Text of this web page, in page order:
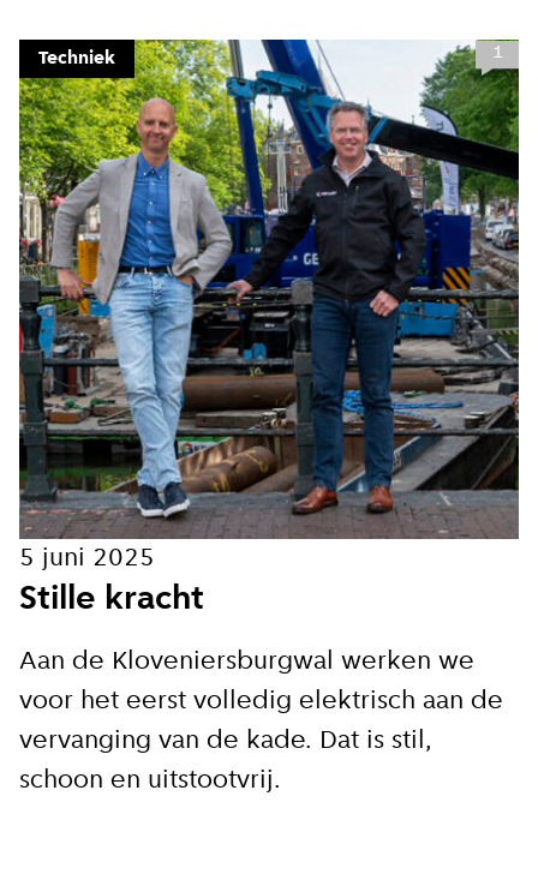
Techniek 1
Stille kracht
5 juni 2025
Aan de Kloveniersburgwal werken we
voor het eerst volledig elektrisch aan de
vervanging van de kade. Dat is stil,
schoon en uitstootvrij.